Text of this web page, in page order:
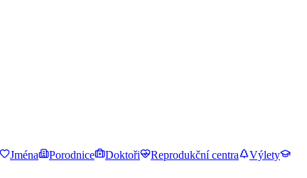
Jména Porodnice Doktoři Reprodukční centra
Výlety